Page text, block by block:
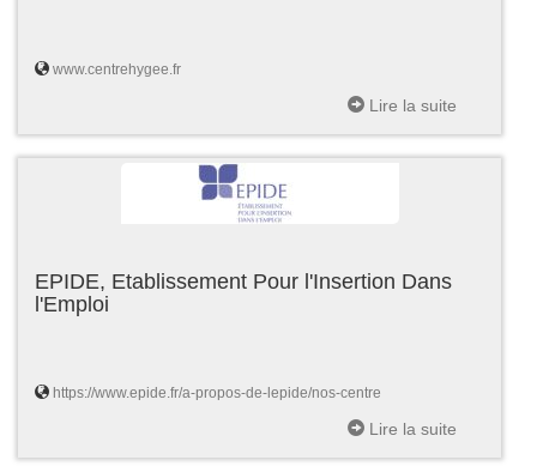
www.centrehygee.fr
Lire la suite
EPIDE, Etablissement Pour l'Insertion Dans
l'Emploi
https://www.epide.fr/a-propos-de-lepide/nos-centre
Lire la suite